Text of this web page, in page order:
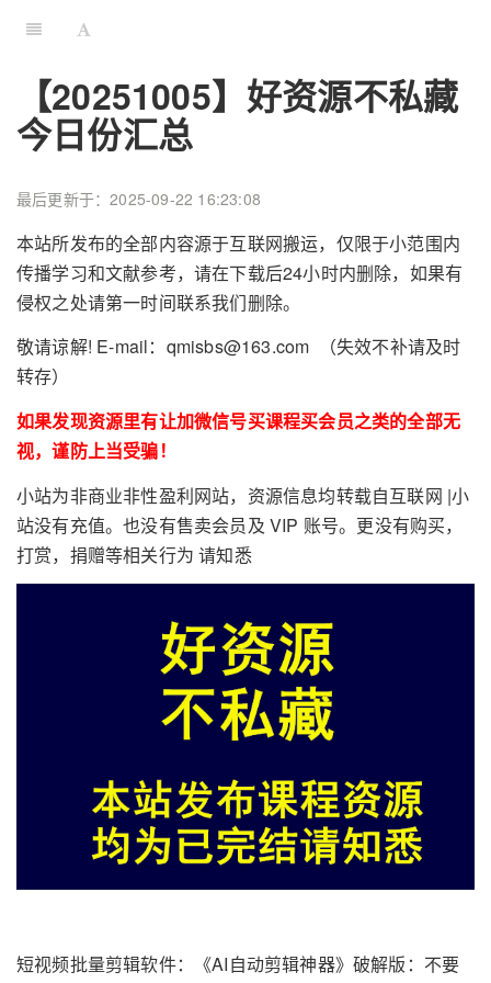
【20251005】好资源不私藏
今日份汇总
最后更新于：2025-09-22 16:23:08
本站所发布的全部内容源于互联网搬运，仅限于小范围内
传播学习和文献参考，请在下载后24小时内删除，如果有
侵权之处请第一时间联系我们删除。
敬请谅解! E-mail：qmisbs@163.com （失效不补请及时
转存）
如果发现资源里有让加微信号买课程买会员之类的全部无
视，谨防上当受骗！
小站为非商业非性盈利网站，资源信息均转载自互联网 |小
站没有充值。也没有售卖会员及 VIP 账号。更没有购买，
打赏，捐赠等相关行为 请知悉
短视频批量剪辑软件：《AI自动剪辑神器》破解版：不要